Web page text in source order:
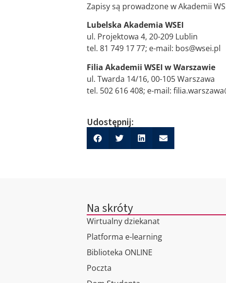
Zapisy są prowadzone w Akademii
Lubelska Akademia WSEI
ul. Projektowa 4, 20-209 Lublin
tel. 81 749 17 77; e-mail: bos@wsei.pl
Filia Akademii WSEI w Warszawie
ul. Twarda 14/16, 00-105 Warszawa
tel. 502 616 408; e-mail:
Udostępnij:
Na skróty
Wirtualny dziekanat
Platforma e-learning
Biblioteka ONLINE
Poczta